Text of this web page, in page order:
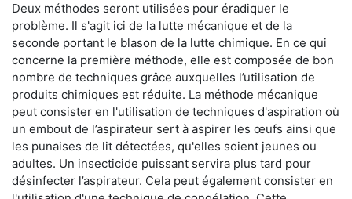
Deux méthodes seront utilisées pour éradiquer le
problème. Il s'agit ici de la lutte mécanique et de la
seconde portant le blason de la lutte chimique. En ce qui
concerne la première méthode, elle est composée de bon
nombre de techniques grâce auxquelles l’utilisation de
produits chimiques est réduite. La méthode mécanique
peut consister en l'utilisation de techniques d'aspiration où
un embout de l’aspirateur sert à aspirer les œufs ainsi que
les punaises de lit détectées, qu'elles soient jeunes ou
adultes. Un insecticide puissant servira plus tard pour
désinfecter l’aspirateur. Cela peut également consister en